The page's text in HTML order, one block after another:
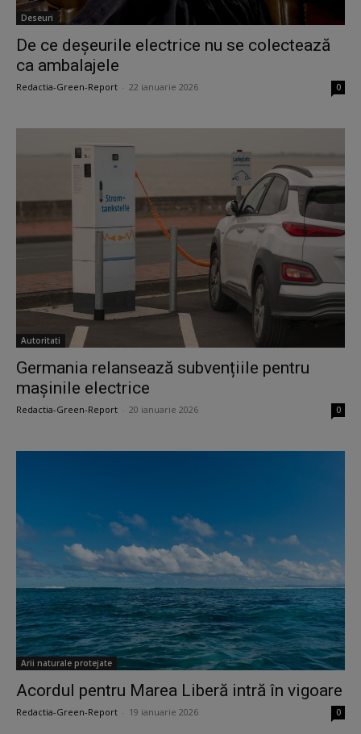
Deseuri
De ce deșeurile electrice nu se colectează
ca ambalajele
Redactia-Green-Report 22 ianuarie 2026 0
Autoritati
Germania relansează subvențiile pentru
mașinile electrice
Redactia-Green-Report 20 ianuarie 2026 0
Arii naturale protejate
Acordul pentru Marea Liberă intră în vigoare
Redactia-Green-Report 19 ianuarie 2026 0